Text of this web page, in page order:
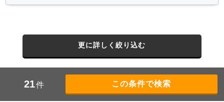
更に詳しく絞り込む
21件